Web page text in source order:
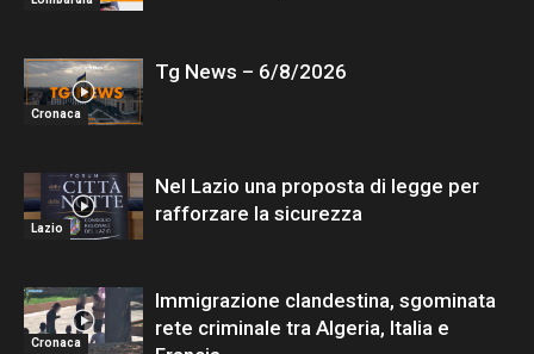
Cronaca
Tg News – 6/8/2026
Lazio
Nel Lazio una proposta di legge per
rafforzare la sicurezza
Cronaca
Immigrazione clandestina, sgominata
rete criminale tra Algeria, Italia e